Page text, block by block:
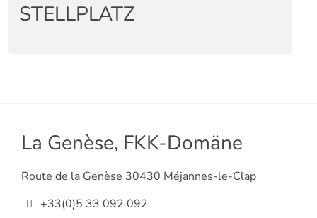
STELLPLATZ
La Genèse, FKK-Domäne
Route de la Genèse 30430 Méjannes-le-Clap
+33(0)5 33 092 092